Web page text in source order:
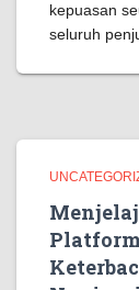
kepuasan
seluruh